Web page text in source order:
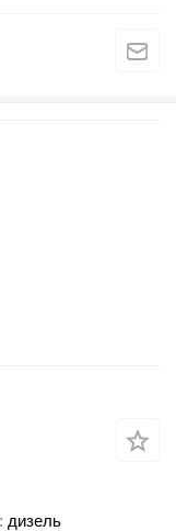
дизель